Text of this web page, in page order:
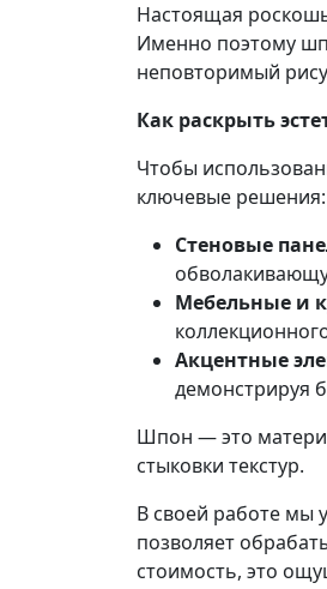
Настоящая
Именно поэтому
неповторимый
Как раскрыть
Чтобы
ключевые решения:
Стеновые
Мебельные и
Акцентные
демонстрируя
Шпон — это
стыковки текстур.
В своей работе мы
позволяет
стоимость, это